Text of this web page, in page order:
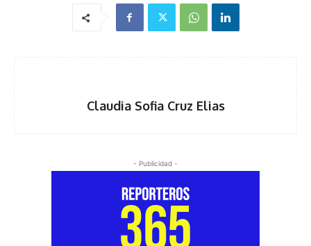
Claudia Sofia Cruz Elias
- Publicidad -